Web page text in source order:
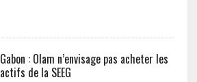
Gabon : Olam n’envisage pas acheter les
actifs de la SEEG